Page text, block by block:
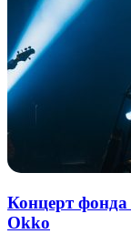
Концерт
Okko